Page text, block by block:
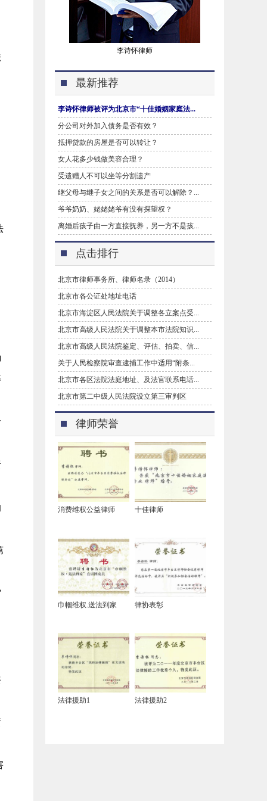
李诗怀律师
最新推荐
李诗怀律师被评为北京市“十佳婚姻家庭法...
分公司对外加入债务是否有效？
抵押贷款的房屋是否可以转让？
女人花多少钱做美容合理？
受遗赠人不可以坐等分割遗产
继父母与继子女之间的关系是否可以解除？...
爷爷奶奶、姥姥姥爷有没有探望权？
离婚后孩子由一方直接抚养，另一方不是孩...
点击排行
北京市律师事务所、律师名录（2014）
北京市各公证处地址电话
北京市海淀区人民法院关于调整各立案点受...
北京市高级人民法院关于调整本市法院知识...
北京市高级人民法院鉴定、评估、拍卖、信...
关于人民检察院审查逮捕工作中适用“附条...
北京市各区法院法庭地址、及法官联系电话...
北京市第二中级人民法院设立第三审判区
律师荣誉
消费维权公益律师 十佳律师
巾帼维权.送法到家 律协表彰
法律援助1 法律援助2